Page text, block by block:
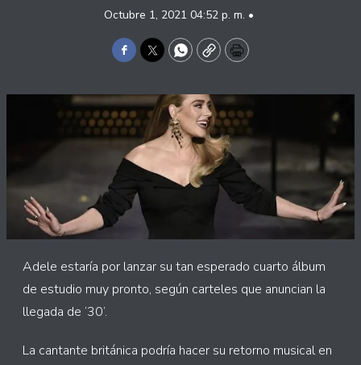
Octubre 1, 2021 04:52 p. m. •
Facebook
TwitterWhatsApp
CopyPrint
Adele estaría por lanzar su tan esperado cuarto álbum
de estudio muy pronto, según carteles que anuncian la
llegada de ’30’.
La cantante británica podría hacer su retorno musical en